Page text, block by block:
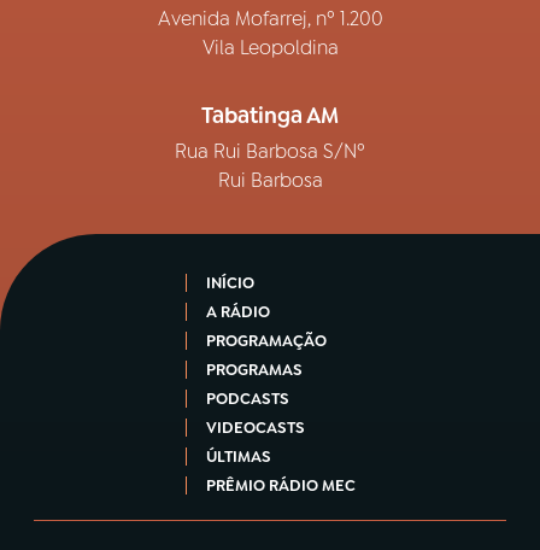
Avenida Mofarrej, nº 1.200
Vila Leopoldina
Tabatinga AM
Rua Rui Barbosa S/Nº
Rui Barbosa
INÍCIO
A RÁDIO
PROGRAMAÇÃO
PROGRAMAS
PODCASTS
VIDEOCASTS
ÚLTIMAS
PRÊMIO RÁDIO MEC